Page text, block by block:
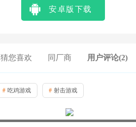
安卓版下载
猜您喜欢 同厂商 用户评论(2)
# 吃鸡游戏 # 射击游戏